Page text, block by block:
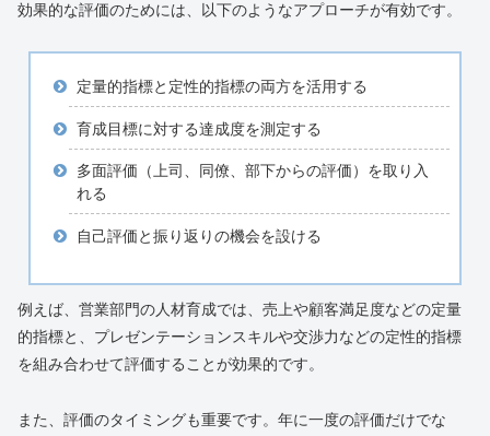
効果的な評価のためには、以下のようなアプローチが有効です。
定量的指標と定性的指標の両方を活用する
育成目標に対する達成度を測定する
多面評価（上司、同僚、部下からの評価）を取り入
れる
自己評価と振り返りの機会を設ける
例えば、営業部門の人材育成では、売上や顧客満足度などの定量
的指標と、プレゼンテーションスキルや交渉力などの定性的指標
を組み合わせて評価することが効果的です。
また、評価のタイミングも重要です。年に一度の評価だけでな